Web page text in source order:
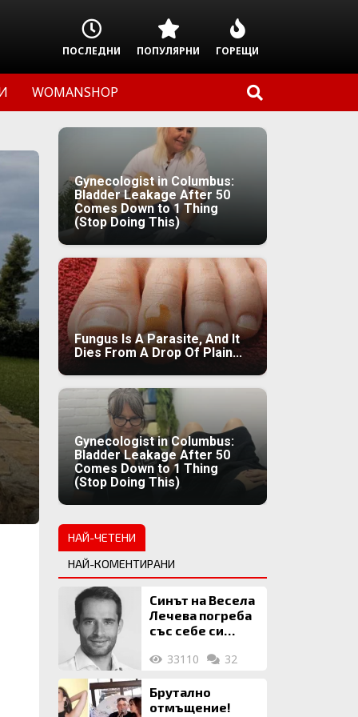
ПОСЛЕДНИ ПОПУЛЯРНИ ГОРЕЩИ
WOMANSHOP
Gynecologist in Columbus:
Bladder Leakage After 50
Comes Down to 1 Thing
(Stop Doing This)
Fungus Is A Parasite, And It
Dies From A Drop Of Plain...
Gynecologist in Columbus:
Bladder Leakage After 50
Comes Down to 1 Thing
(Stop Doing This)
НАЙ-ЧЕТЕНИ
НАЙ-КОМЕНТИРАНИ
Синът на Весела
Лечева погреба
със себе си
млн. евро
33110 32
Брутално
отмъщение!